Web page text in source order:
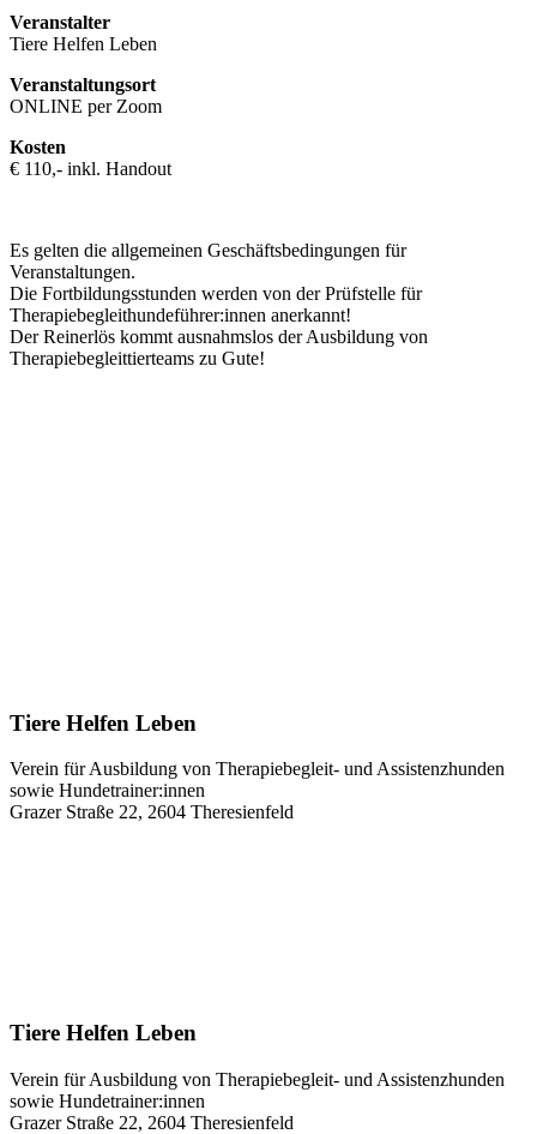
Veranstalter
Tiere Helfen Leben
Veranstaltungsort
ONLINE per Zoom
Kosten
€ 110,- inkl. Handout
Es gelten die allgemeinen Geschäftsbedingungen für
Veranstaltungen.
Die Fortbildungsstunden werden von der Prüfstelle für
Therapiebegleithundeführer:innen anerkannt!
Der Reinerlös kommt ausnahmslos der Ausbildung von
Therapiebegleittierteams zu Gute!
Tiere Helfen Leben
Verein für Ausbildung von Therapiebegleit- und Assistenzhunden
sowie Hundetrainer:innen
Grazer Straße 22, 2604 Theresienfeld
Tiere Helfen Leben
Verein für Ausbildung von Therapiebegleit- und Assistenzhunden
sowie Hundetrainer:innen
Grazer Straße 22, 2604 Theresienfeld